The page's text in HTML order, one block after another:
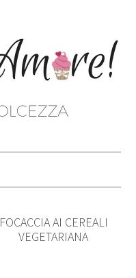
FOCACCIA AI CEREALI
VEGETARIANA